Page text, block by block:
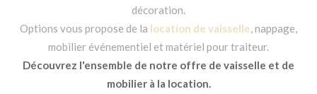
décoration.
Options vous propose de la location de vaisselle, nappage,
mobilier événementiel et matériel pour traiteur.
Découvrez l'ensemble de notre offre de vaisselle et de
mobilier à la location.